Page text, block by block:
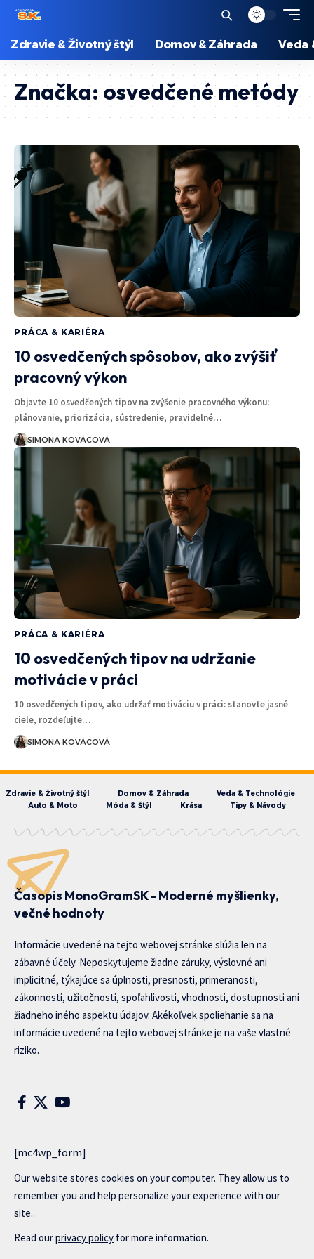
Zdravie & Životný štýl Domov & Záhrada Veda
Značka:osvedčené metódy
PRÁCA & KARIÉRA
10 osvedčených spôsobov, ako zvýšiť
pracovný výkon
Objavte 10 osvedčených tipov na zvýšenie pracovného výkonu:
plánovanie, priorizácia, sústredenie, pravidelné…
SIMONA KOVÁCOVÁ
PRÁCA & KARIÉRA
10 osvedčených tipov na udržanie
motivácie v práci
10 osvedčených tipov, ako udržať motiváciu v práci: stanovte jasné
ciele, rozdeľujte…
SIMONA KOVÁCOVÁ
Zdravie & Životný štýl Domov & Záhrada
Veda & Technológie
Auto & Moto
Móda & Štýl Krása Tipy & Návody
Časopis MonoGramSK - Moderné myšlienky,
večné hodnoty
Informácie uvedené na tejto webovej stránke slúžia len na
zábavné účely. Neposkytujeme žiadne záruky, výslovné ani
implicitné, týkajúce sa úplnosti, presnosti, primeranosti,
zákonnosti, užitočnosti, spoľahlivosti, vhodnosti, dostupnosti ani
žiadneho iného aspektu údajov. Akékoľvek spoliehanie sa na
informácie uvedené na tejto webovej stránke je na vaše vlastné
riziko.
[mc4wp_form]
Our website stores cookies on your computer. They allow us to
remember you and help personalize your experience with our
site..
Read ourprivacy policy for more information.